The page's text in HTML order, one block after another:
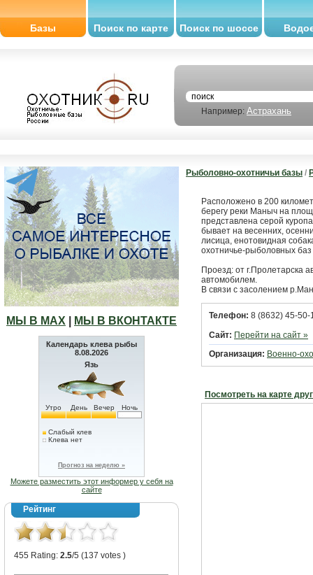
Базы Поиск по карте Поиск по шоссе
Например: Астрахань
МЫ В МАХ МЫ В ВКОНТАКТЕ
Календарь клева рыбы
8.08.2026
Язь
Утро День Вечер Ночь
Слабый клев
Клева нет
Прогноз на неделю »
Можете разместить этот информер у себя на
сайте
Рейтинг
455 Rating: 2.5/5 (137 votes )
Рыболовно-охотничьи базы /
Расположено в 200
берегу реки Маныч на
представлена серой
бывает на весенних,
лисица, енотовидная
охотничье-рыболовных баз
Проезд: от г.Пролетарска
автомобилем.
В связи с засолением
Телефон: 8 (8632) 45-50-
Сайт: Перейти на сайт »
Организация: Военно-
Посмотреть на карте